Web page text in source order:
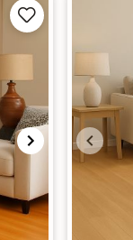

